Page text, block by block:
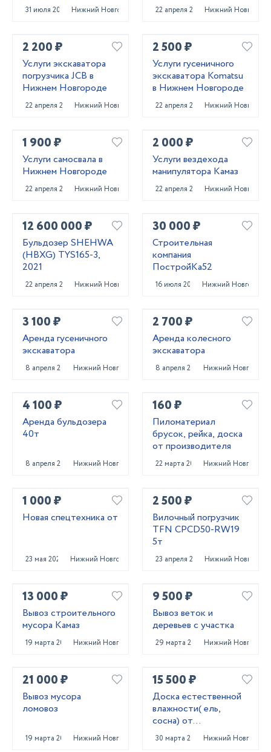
31 июля 2023 Нижний Новгород 22 апреля 2022 Нижний Новгород
2 200 ₽
Услуги экскаватора
погрузчика JCB в
Нижнем Новгороде
22 апреля 2022 Нижний Новгород
2 500 ₽
Услуги гусеничного
экскаватора Komatsu
в Нижнем Новгороде
22 апреля 2022 Нижний Новгород
1 900 ₽
Услуги самосвала в
Нижнем Новгороде
22 апреля 2022 Нижний Новгород
2 000 ₽
Услуги вездехода
манипулятора Камаз
22 апреля 2022 Нижний Новгород
12 600 000 ₽
Бульдозер SHEHWA
(HBXG) TYS165-3,
2021
22 апреля 2022 Нижний Новгород
30 000 ₽
Строительная
компания
ПостройКа52
16 июля 2025 Нижний Новгород
3 100 ₽
Аренда гусеничного
экскаватора
8 апреля 2025 Нижний Новгород
2 700 ₽
Аренда колесного
экскаватора
8 апреля 2025 Нижний Новгород
4 100 ₽
Аренда бульдозера
40т
8 апреля 2025 Нижний Новгород
160 ₽
Пиломатериал
брусок, рейка, доска
от производителя
22 марта 2022 Нижний Новгород
1 000 ₽
Новая спецтехника от
23 мая 2024 Нижний Новгород
2 500 ₽
Вилочный погрузчик
TFN CPCD50-RW19
5т
23 апреля 2025 Нижний Новгород
13 000 ₽
Вывоз строительного
мусора Камаз
19 марта 2025 Нижний Новгород
9 500 ₽
Вывоз веток и
деревьев с участка
29 марта 2025 Нижний Новгород
21 000 ₽
Вывоз мусора
ломовоз
19 марта 2025 Нижний Новгород
15 500 ₽
Доска естественной
влажности( ель,
сосна) от
производителя
30 марта 2022 Нижний Новгород